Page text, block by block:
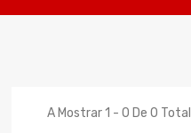
A Mostrar 1 - 0 De 0 Total